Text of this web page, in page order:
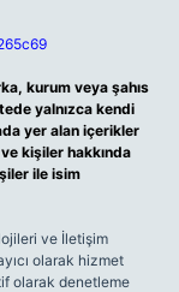
kurum veya şahıs
yalnızca kendi
yer alan içerikler
kişiler hakkında
ile isim
ve İletişim
olarak hizmet
olarak denetleme